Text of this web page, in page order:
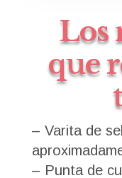
Los
que
– Varita de
– Punta de